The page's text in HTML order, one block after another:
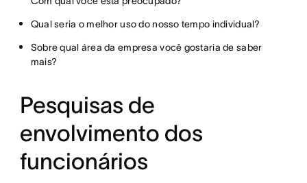
Qual seria o melhor uso do nosso tempo individual?
Sobre qual área da empresa você gostaria de saber
mais?
Pesquisas de
envolvimento dos
funcionários